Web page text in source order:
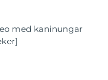
med kaninungar